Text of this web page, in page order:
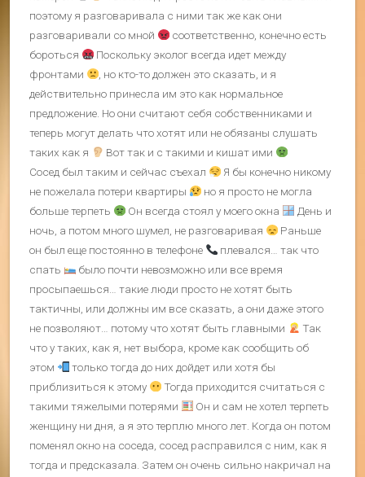
поэтому я разговаривала с ними так же как они
разговаривали со мной
соответственно, конечно есть
бороться
Поскольку эколог всегда идет между
фронтами
, но кто-то должен это сказать, и я
действительно принесла им это как нормальное
предложение. Но они считают себя собственниками и
теперь могут делать что хотят или не обязаны слушать
таких как я
Вот так и с такими и кишат ими
Сосед был таким и сейчас съехал
Я бы конечно никому
не пожелала потери квартиры
но я просто не могла
больше терпеть
Он всегда стоял у моего окна
День и
ночь, а потом много шумел, не разговаривая
Раньше
он был еще постоянно в телефоне
плевался… так что
спать
было почти невозможно или все время
просыпаешься… такие люди просто не хотят быть
тактичны, или должны им все сказать, а они даже этого
не позволяют… потому что хотят быть главными
Так
что у таких, как я, нет выбора, кроме как сообщить об
этом
только тогда до них дойдет или хотя бы
приблизиться к этому
Тогда приходится считаться с
такими тяжелыми потерями
Он и сам не хотел терпеть
женщину ни дня, а я это терплю много лет. Когда он потом
поменял окно на соседа, сосед расправился с ним, как я
тогда и предсказала. Затем он очень сильно накричал на